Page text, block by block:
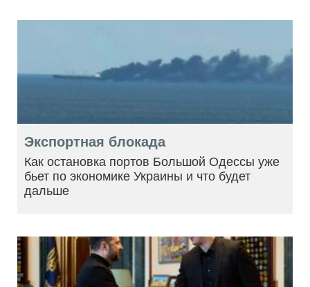
Экспортная блокада
Как остановка портов Большой Одессы уже
бьет по экономике Украины и что будет
дальше